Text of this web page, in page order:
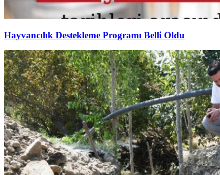
Hayvancılık Destekleme Programı Belli Oldu